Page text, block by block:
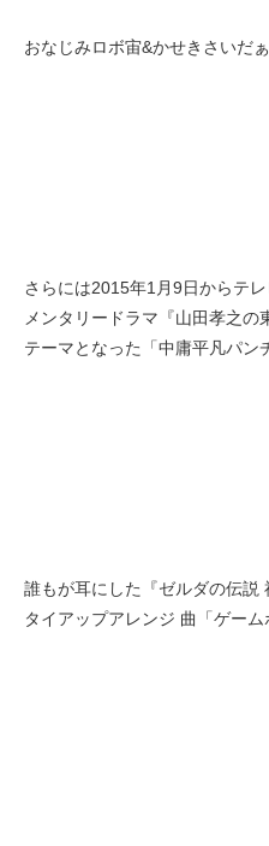
おなじみロボ宙&かせきさいだ
さらには2015年1月9日からテ
メンタリードラマ『山田孝之
テーマとなった「中庸平凡パン
誰もが耳にした『ゼルダの伝説
タイアップアレンジ 曲「ゲーム